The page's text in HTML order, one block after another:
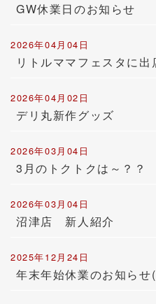
GW休業日のお知らせ
2026年04月04日
リトルママフェスタに出
2026年04月02日
デリ丸新作グッズ
2026年03月04日
3月のトクトクは～？？
2026年03月04日
沼津店 新人紹介
2025年12月24日
年末年始休業のお知ら